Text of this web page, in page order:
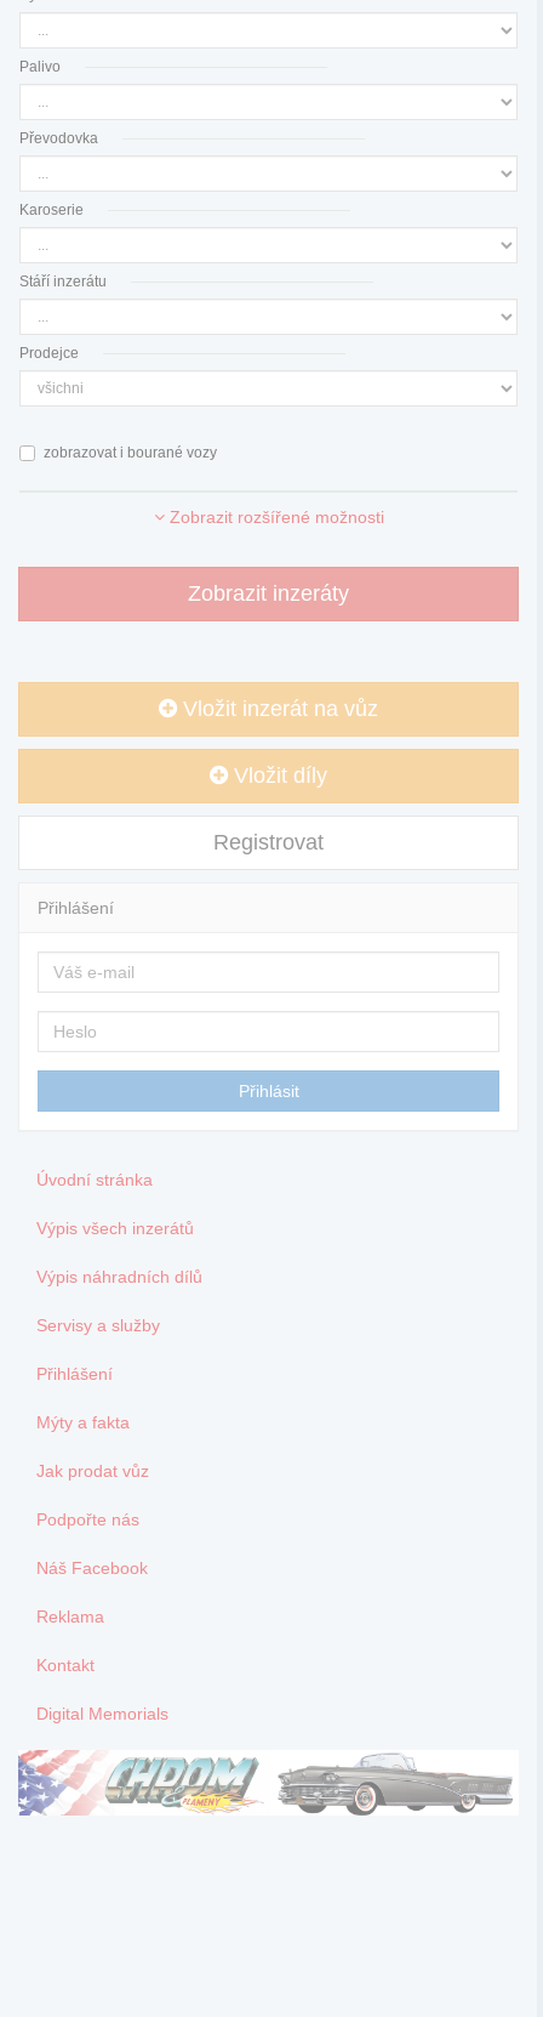
Palivo
Převodovka
Karoserie
Stáří inzerátu
Prodejce
zobrazovat i bourané vozy
Zobrazit rozšířené možnosti
Zobrazit inzeráty
Vložit inzerát na vůz
Vložit díly
Registrovat
Přihlášení
Úvodní stránka
Výpis všech inzerátů
Výpis náhradních dílů
Servisy a služby
Přihlášení
Mýty a fakta
Jak prodat vůz
Podpořte nás
Náš Facebook
Reklama
Kontakt
Digital Memorials